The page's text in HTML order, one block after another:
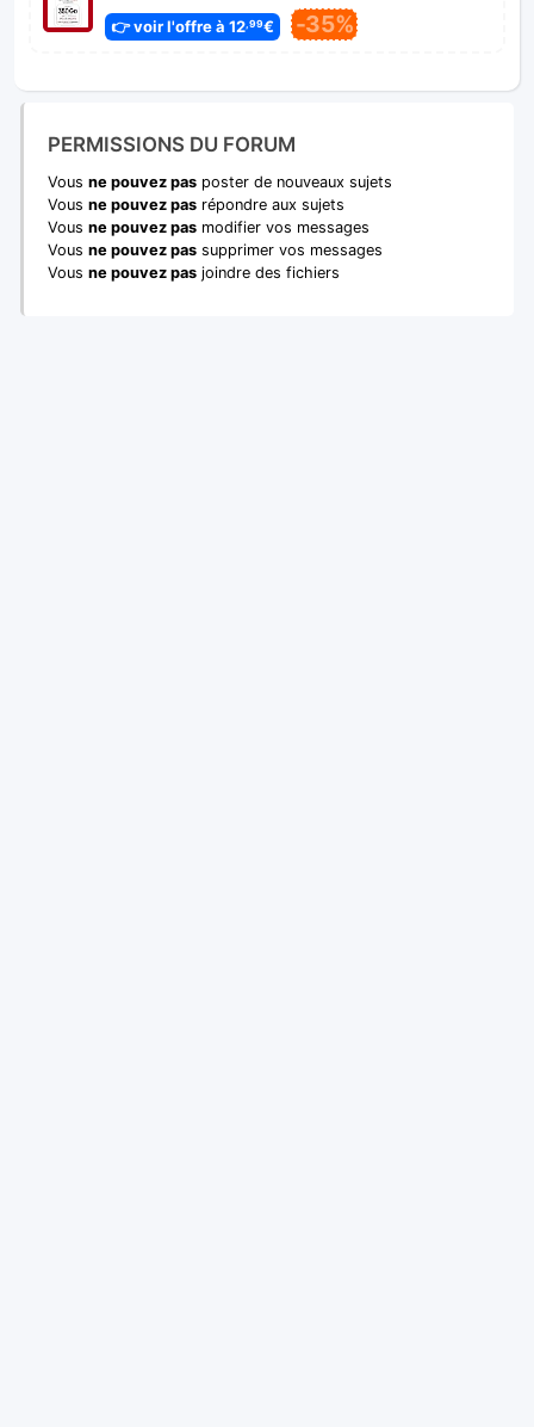
👉 voir l'offre à 12,99€ -35%
PERMISSIONS DU FORUM
Vous ne pouvez pas poster de nouveaux sujets
Vous ne pouvez pas répondre aux sujets
Vous ne pouvez pas modifier vos messages
Vous ne pouvez pas supprimer vos messages
Vous ne pouvez pas joindre des fichiers